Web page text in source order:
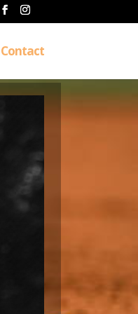
Contact